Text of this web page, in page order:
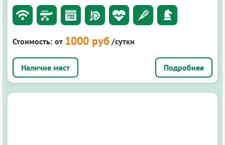
Стоимость: от 1000 руб /сутки
Подробнее